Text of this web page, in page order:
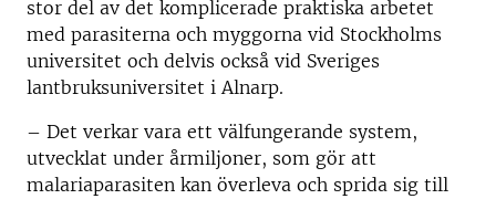
stor del av det komplicerade praktiska arbetet
med parasiterna och myggorna vid Stockholms
universitet och delvis också vid Sveriges
lantbruksuniversitet i Alnarp.
– Det verkar vara ett välfungerande system,
utvecklat under årmiljoner, som gör att
malariaparasiten kan överleva och sprida sig till